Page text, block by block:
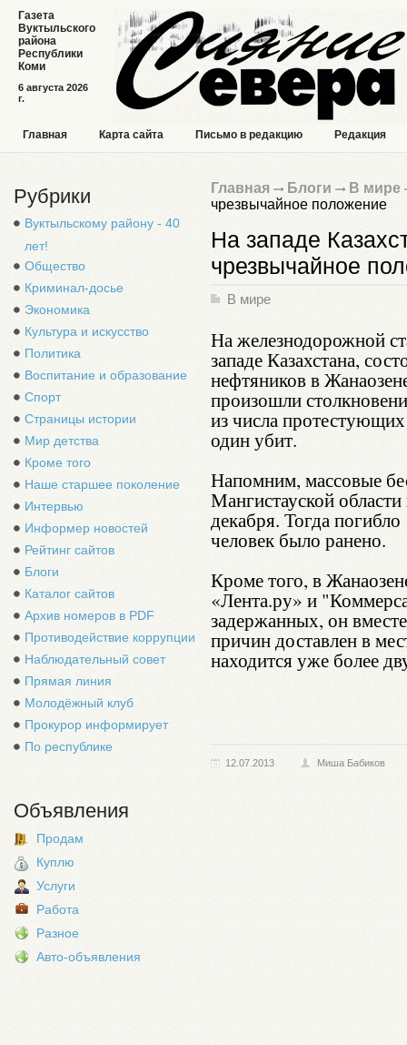
6 августа 2026
г.
Газета
Вуктыльского
района
Республики
Коми
Главная Карта сайта Письмо в редакцию Редакция
Рубрики
Вуктыльскому району - 40
лет!
Общество
Криминал-досье
Экономика
Культура и искусство
Политика
Воспитание и образование
Спорт
Страницы истории
Мир детства
Кроме того
Наше старшее поколение
Интервью
Информер новостей
Рейтинг сайтов
Блоги
Каталог сайтов
Архив номеров в PDF
Противодействие коррупции
Наблюдательный совет
Прямая линия
Молодёжный клуб
Прокурор информирует
По республике
Объявления
Продам
Куплю
Услуги
Работа
Разное
Авто-объявления
Главная Блоги
В мире
чрезвычайное положение
На западе
чрезвычайное
В мире
На железнодорожной
западе Казахстана,
нефтяников в
произошли
из числа
один убит.
Напомним, массовые
Мангистауской
декабря. Тогда
человек было ранено.
Кроме того, в
«Лента.ру» и
задержанных, он
причин доставлен в
находится уже более
12.07.2013 Миша Бабиков